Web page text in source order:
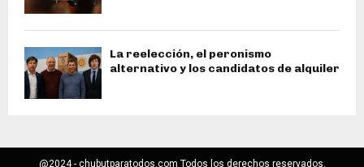
La reelección, el peronismo
alternativo y los candidatos de alquiler
@2024 - chubutparatodos.com Todos los derechos reservados.